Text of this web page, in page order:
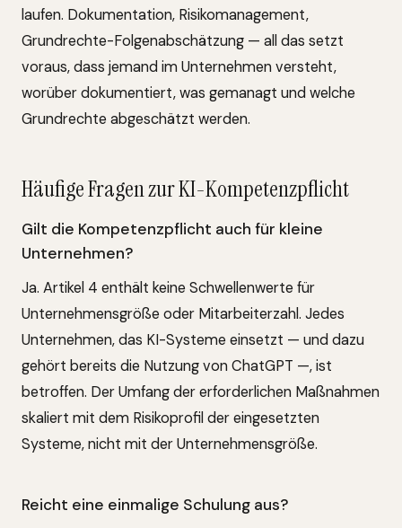
laufen. Dokumentation, Risikomanagement,
Grundrechte-Folgenabschätzung — all das setzt
voraus, dass jemand im Unternehmen versteht,
worüber dokumentiert, was gemanagt und welche
Grundrechte abgeschätzt werden.
Häufige Fragen zur KI-Kompetenzpflicht
Gilt die Kompetenzpflicht auch für kleine
Unternehmen?
Ja. Artikel 4 enthält keine Schwellenwerte für
Unternehmensgröße oder Mitarbeiterzahl. Jedes
Unternehmen, das KI-Systeme einsetzt — und dazu
gehört bereits die Nutzung von ChatGPT —, ist
betroffen. Der Umfang der erforderlichen Maßnahmen
skaliert mit dem Risikoprofil der eingesetzten
Systeme, nicht mit der Unternehmensgröße.
Reicht eine einmalige Schulung aus?